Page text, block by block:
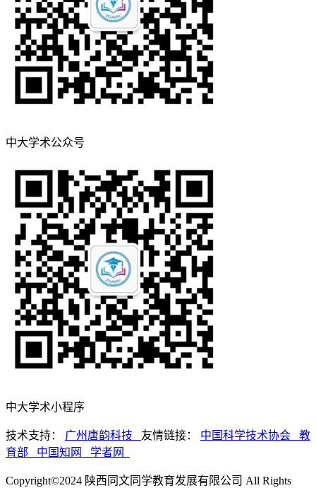
中大学术公众号
中大学术小程序
技术支持： 广州唐韵科技 友情链接： 中国科学技术协会 教
育部 中国知网 学者网
Copyright©2024 陕西同文同学教育发展有限公司 All Rights